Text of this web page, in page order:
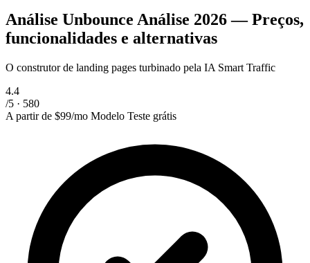
Análise Unbounce Análise 2026 — Preços,
funcionalidades e alternativas
O construtor de landing pages turbinado pela IA Smart Traffic
4.4
/5 · 580
A partir de $99/mo Modelo Teste grátis